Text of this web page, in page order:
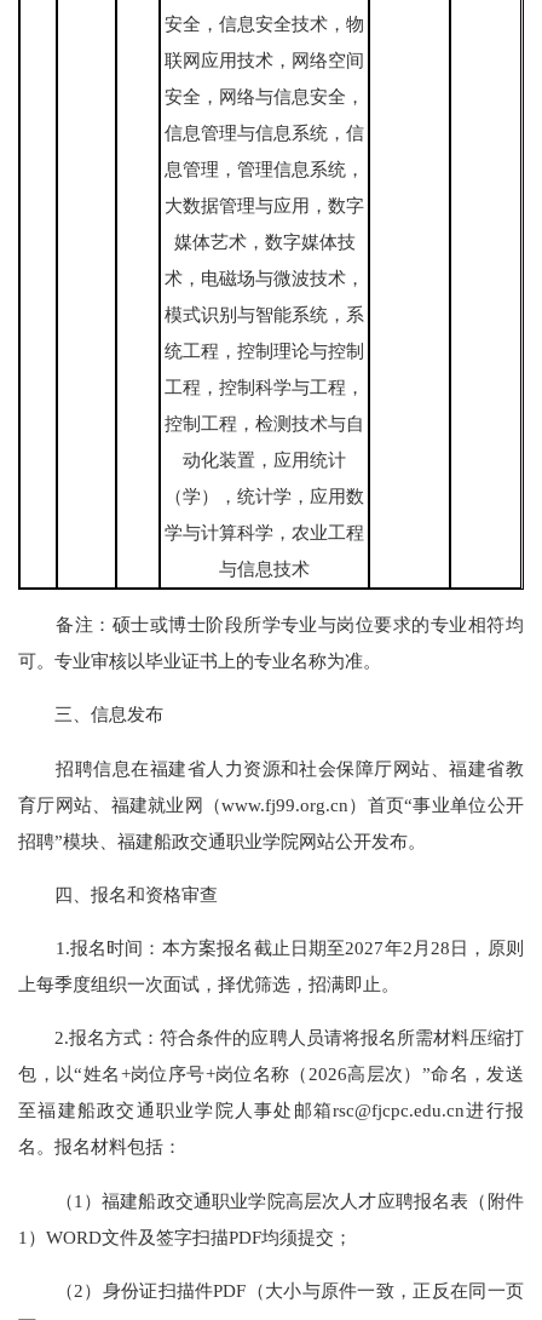
安全，信息安全技术，物
联网应用技术，网络空间
安全，网络与信息安全，
信息管理与信息系统，信
息管理，管理信息系统，
大数据管理与应用，数字
媒体艺术，数字媒体技
术，电磁场与微波技术，
模式识别与智能系统，系
统工程，控制理论与控制
工程，控制科学与工程，
控制工程，检测技术与自
动化装置，应用统计
（学），统计学，应用数
学与计算科学，农业工程
与信息技术
备注：硕士或博士阶段所学专业与岗位要求的专业相符均
可。专业审核以毕业证书上的专业名称为准。
三、信息发布
招聘信息在福建省人力资源和社会保障厅网站、福建省教
育厅网站、福建就业网（www.fj99.org.cn）首页“事业单位公开
招聘”模块、福建船政交通职业学院网站公开发布。
四、报名和资格审查
1.报名时间：本方案报名截止日期至2027年2月28日，原则
上每季度组织一次面试，择优筛选，招满即止。
2.报名方式：符合条件的应聘人员请将报名所需材料压缩打
包，以“姓名+岗位序号+岗位名称（2026高层次）”命名，发送
至福建船政交通职业学院人事处邮箱rsc@fjcpc.edu.cn进行报
名。报名材料包括：
（1）福建船政交通职业学院高层次人才应聘报名表（附件
1）WORD文件及签字扫描PDF均须提交；
（2）身份证扫描件PDF（大小与原件一致，正反在同一页